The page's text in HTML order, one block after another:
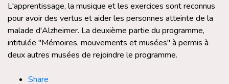
L'apprentissage, la musique et les exercices sont reconnus
pour avoir des vertus et aider les personnes atteinte de la
malade d'Alzheimer. La deuxième partie du programme,
intitulée "Mémoires, mouvements et musées" à permis à
deux autres musées de rejoindre le programme.
Share